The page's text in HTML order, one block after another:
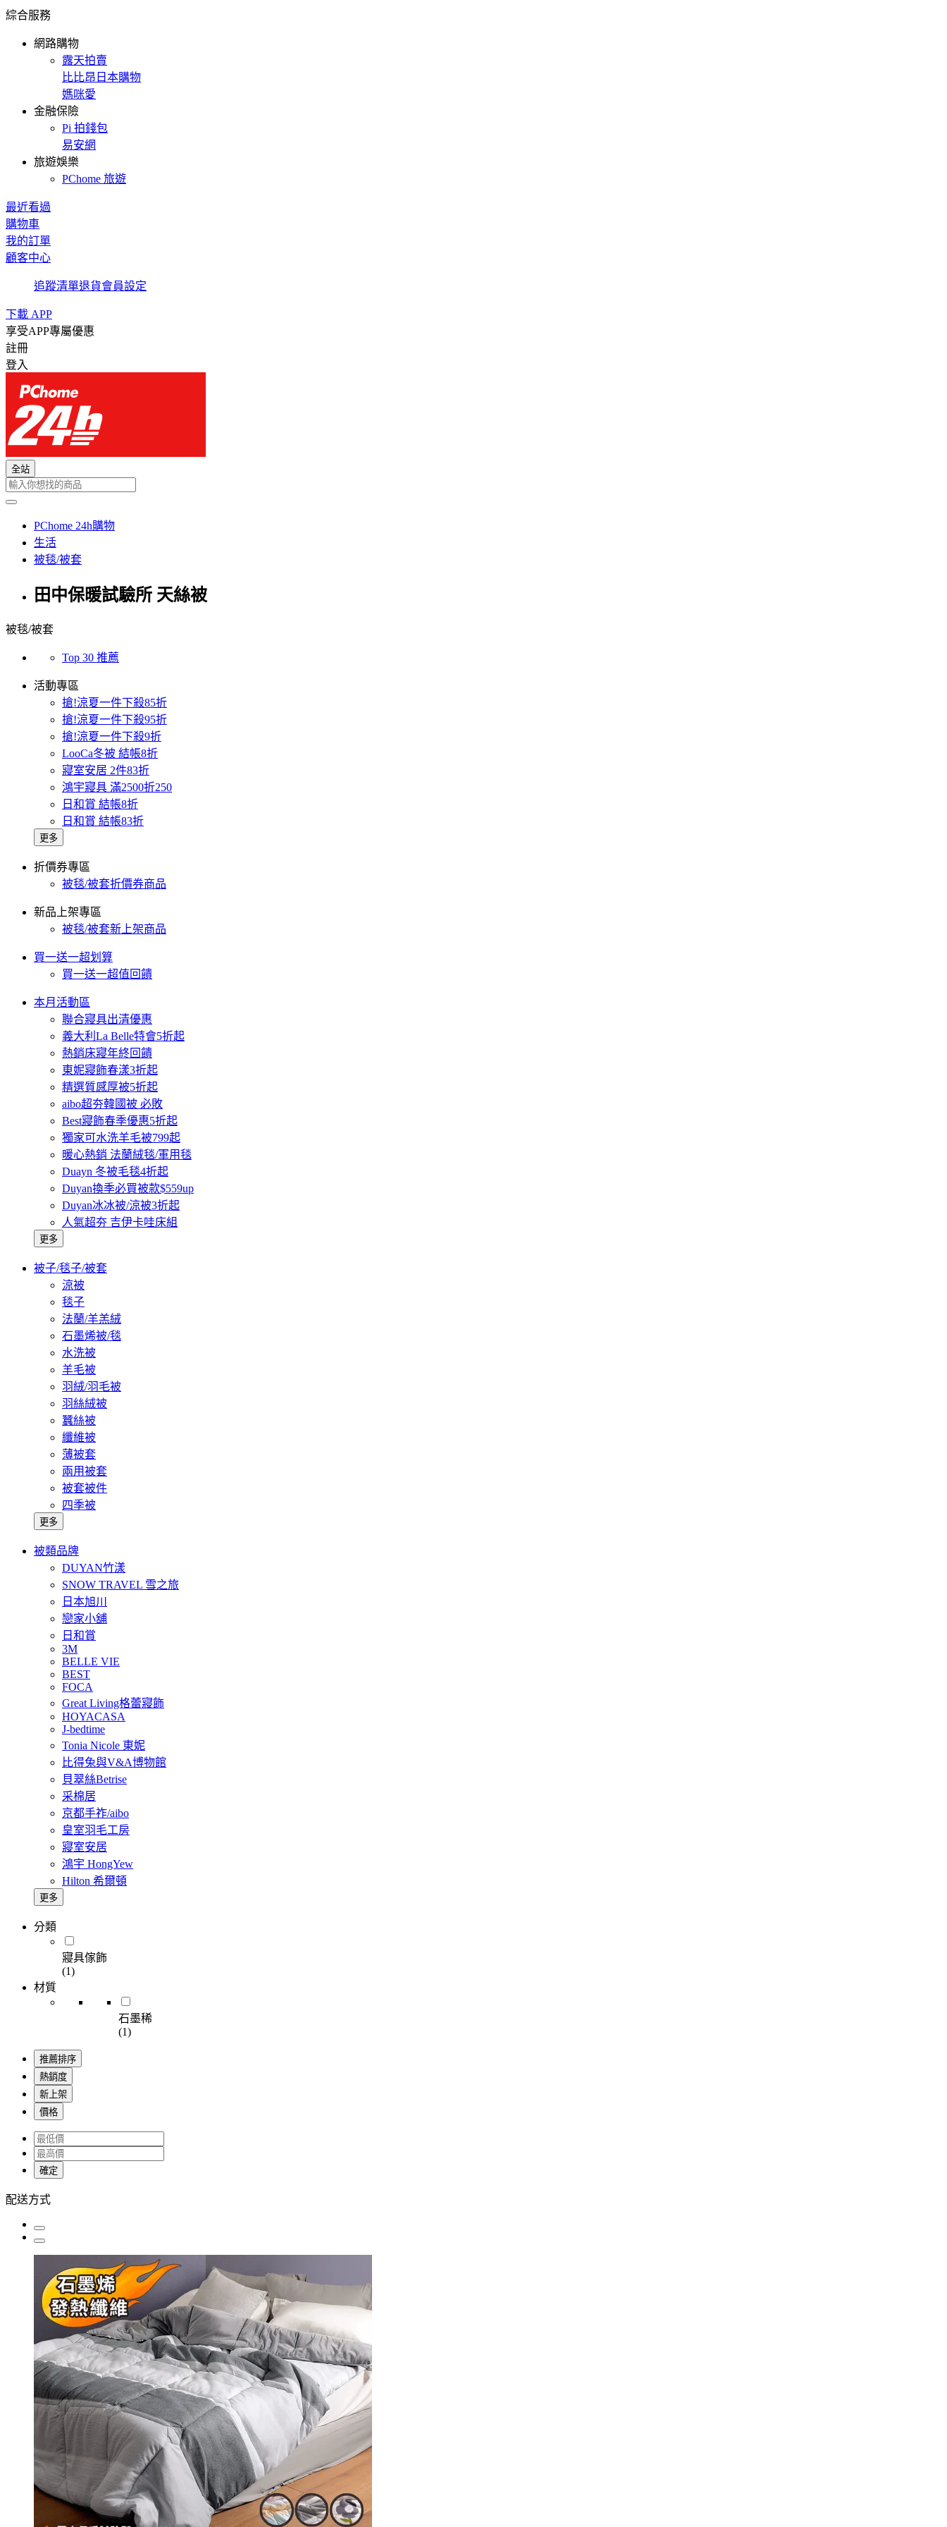
綜合服務
網路購物
露天拍賣
比比昂日本購物
媽咪愛
金融保險
Pi 拍錢包
易安網
旅遊娛樂
PChome 旅遊
最近看過
購物車
我的訂單
顧客中心
追蹤清單退貨會員設定
下載 APP
享受APP專屬優惠
註冊
登入
全站
PChome 24h購物
生活
被毯/被套
田中保暖試驗所 天絲被
被毯/被套
Top 30 推薦
活動專區
搶!涼夏一件下殺85折
搶!涼夏一件下殺95折
搶!涼夏一件下殺9折
LooCa冬被 結帳8折
寢室安居 2件83折
鴻宇寢具 滿2500折250
日和賞 結帳8折
日和賞 結帳83折
更多
折價券專區
被毯/被套折價券商品
新品上架專區
被毯/被套新上架商品
買一送一超划算
買一送一超值回饋
本月活動區
聯合寢具出清優惠
義大利La Belle特會5折起
熱銷床寢年終回饋
東妮寢飾春漾3折起
精選質感厚被5折起
aibo超夯韓國被 必敗
Best寢飾春季優惠5折起
獨家可水洗羊毛被799起
暖心熱銷 法蘭絨毯/軍用毯
Duayn 冬被毛毯4折起
Duyan換季必買被款$559up
Duyan冰冰被/涼被3折起
人氣超夯 吉伊卡哇床組
更多
被子/毯子/被套
涼被
毯子
法蘭/羊羔絨
石墨烯被/毯
水洗被
羊毛被
羽絨/羽毛被
羽絲絨被
蠶絲被
纖維被
薄被套
兩用被套
被套被件
四季被
更多
被類品牌
DUYAN竹漾
SNOW TRAVEL 雪之旅
日本旭川
戀家小舖
日和賞
3M
BELLE VIE
BEST
FOCA
Great Living格蕾寢飾
HOYACASA
J-bedtime
Tonia Nicole 東妮
比得兔與V&A博物館
貝翠絲Betrise
采棉居
京都手祚/aibo
皇室羽毛工房
寢室安居
鴻宇 HongYew
Hilton 希爾頓
更多
分類
寢具傢飾
(1)
材質
石墨稀
(1)
推薦排序
熱銷度
新上架
價格
確定
配送方式